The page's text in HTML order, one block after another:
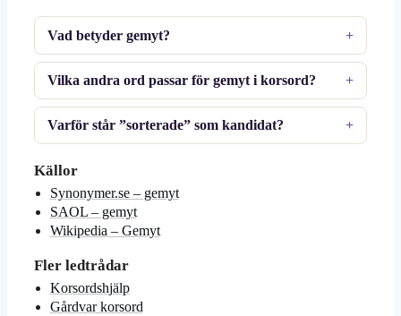
Vad betyder gemyt?
Vilka andra ord passar för gemyt i korsord?
Varför står ”sorterade” som kandidat?
Källor
Synonymer.se – gemyt
SAOL – gemyt
Wikipedia – Gemyt
Fler ledtrådar
Korsordshjälp
Gårdvar korsord